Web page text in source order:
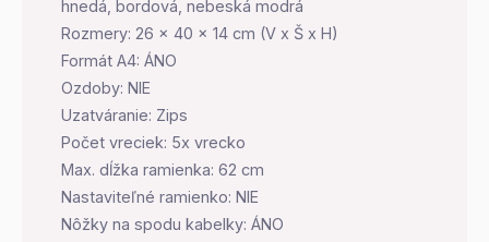
hnedá, bordová, nebeská modrá
Rozmery: 26 x 40 x 14 cm (V x Š x H)
Formát A4: ÁNO
Ozdoby: NIE
Uzatváranie: Zips
Počet vreciek: 5x vrecko
Max. dĺžka ramienka: 62 cm
Nastaviteľné ramienko: NIE
Nôžky na spodu kabelky: ÁNO